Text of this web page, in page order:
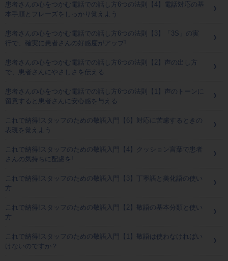
患者さんの心をつかむ電話での話し方6つの法則【4】電話対応の基
本手順とフレーズをしっかり覚えよう
患者さんの心をつかむ電話での話し方6つの法則【3】「3S」の実
行で、確実に患者さんの好感度がアップ!
患者さんの心をつかむ電話での話し方6つの法則【2】声の出し方
で、患者さんにやさしさを伝える
患者さんの心をつかむ電話での話し方6つの法則【1】声のトーンに
留意すると患者さんに安心感を与える
これで納得!スタッフのための敬語入門【6】対応に苦慮するときの
表現を覚えよう
これで納得!スタッフのための敬語入門【4】クッション言葉で患者
さんの気持ちに配慮を!
これで納得!スタッフのための敬語入門【3】丁寧語と美化語の使い
方
これで納得!スタッフのための敬語入門【2】敬語の基本分類と使い
方
これで納得!スタッフのための敬語入門【1】敬語は使わなければい
けないのですか？